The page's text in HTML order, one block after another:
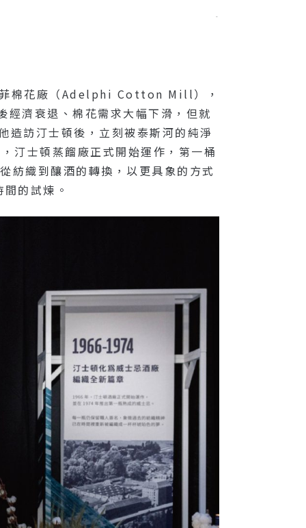
–
菲棉花廠（Adelphi Cotton Mill），
濟衰退、棉花需求大幅下滑，但就
訪汀士頓後，立刻被泰斯河的純淨
汀士頓蒸餾廠正式開始運作，第一桶
織到釀酒的轉換，以更具象的方式
的試煉。